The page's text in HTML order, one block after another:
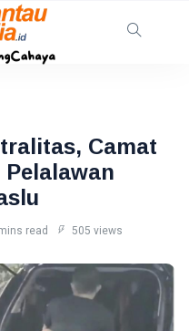
Camat
read 505 views